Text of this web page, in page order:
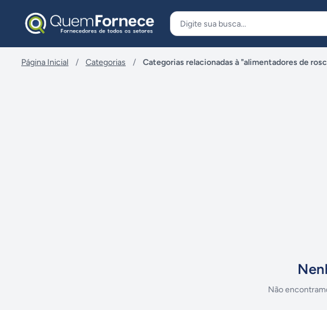
Página Inicial / Categorias / Categorias relacionadas à "alimentadores de
Não